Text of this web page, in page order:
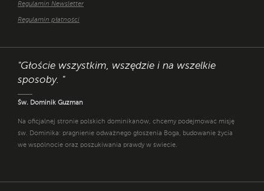
Regulamin Newsletter
Regulamin płatności
"Głoście wszystkim, wszędzie i na wszelkie
sposoby. "
Św. Dominik Guzman
Na oficjalnej stronie polskich dominikanów, chcemy podejmować misję
św. Dominika: pragnienie odważnego głoszenia Boga, budowanie życia
we wspólnocie oraz poszukiwania prawdy w świecie.